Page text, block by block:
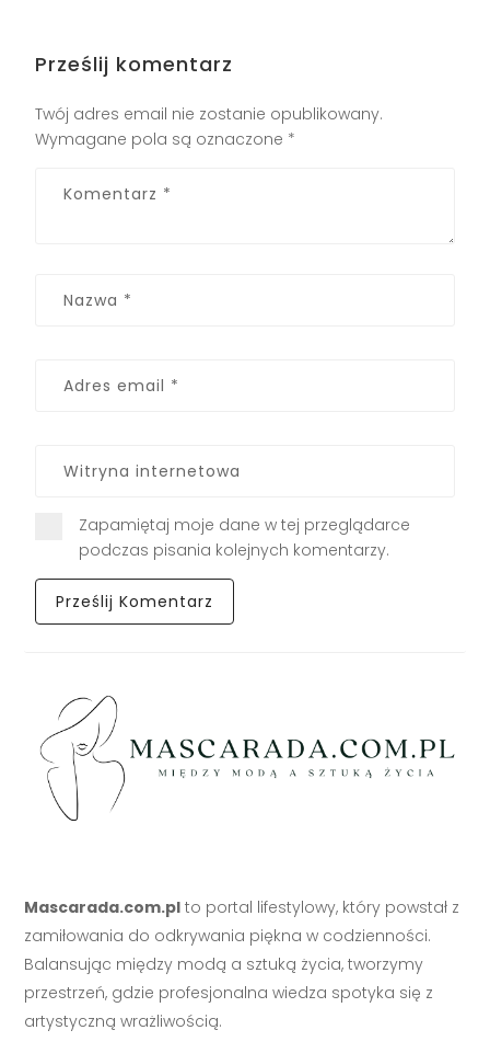
Prześlij komentarz
Twój adres email nie zostanie opublikowany.
Wymagane pola są oznaczone *
Zapamiętaj moje dane w tej przeglądarce
podczas pisania kolejnych komentarzy.
Mascarada.com.pl to portal lifestylowy, który powstał z
zamiłowania do odkrywania piękna w codzienności.
Balansując między modą a sztuką życia, tworzymy
przestrzeń, gdzie profesjonalna wiedza spotyka się z
artystyczną wrażliwością.